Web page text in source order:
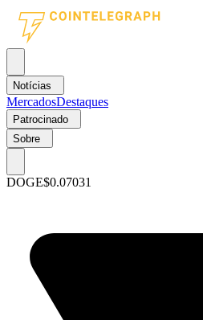
Notícias
MercadosDestaques
Patrocinado
Sobre
DOGE$0.07031